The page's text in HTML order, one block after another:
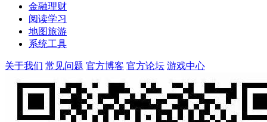
金融理财
阅读学习
地图旅游
系统工具
关于我们 常见问题 官方博客 官方论坛 游戏中心